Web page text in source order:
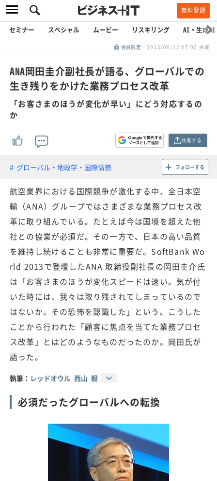
無料登録
セミナー スペシャル ムービー リスキリング AI・生成AI
会員限定 2013/08/12 07:00 掲載
ANA岡田圭介副社長が語る、グローバルでの
生き残りをかけた業務プロセス改革
「お客さまのほうが変化が早い」にどう対応するの
か
共有する
グローバル・地政学・国際情勢 フォローする
航空業界における国際競争が激化する中、全日本空
輸（ANA）グループではさまざまな業務プロセス改
革に取り組んでいる。たとえば今は国境を超えた他
社との協業が必須だ。その一方で、日本の高い品質
を維持し続けることも非常に重要だ。SoftBank Wo
rld 2013で登壇したANA 取締役副社長の岡田圭介氏
は「お客さまのほうが変化スピードは速い。気が付
いた時には、我々は取り残されてしまっているので
はないか。その恐怖を認識した」という。こうした
ことから行われた「顧客に焦点を当てた業務プロセ
ス改革」とはどのようなものだったのか。岡田氏が
語った。
執筆： レッドオウル 西山 毅
必須だったグローバルへの転換